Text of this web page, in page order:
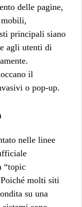
delle pagine,
mobili,
principali siano
agli utenti di
il
o pop-up.
nelle linee
“topic
molti siti
su una